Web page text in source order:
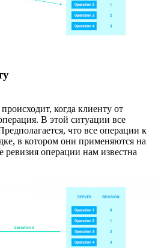
когда клиенту от
В этой ситуации все
что все операции к
в котором они применяются на
ревизия операции нам известна